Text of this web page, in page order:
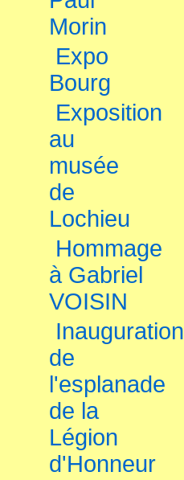
Morin
Expo
Bourg
Exposition
au
musée
de
Lochieu
Hommage
à Gabriel
VOISIN
Inauguration
de
l'esplanade
de la
Légion
d'Honneur